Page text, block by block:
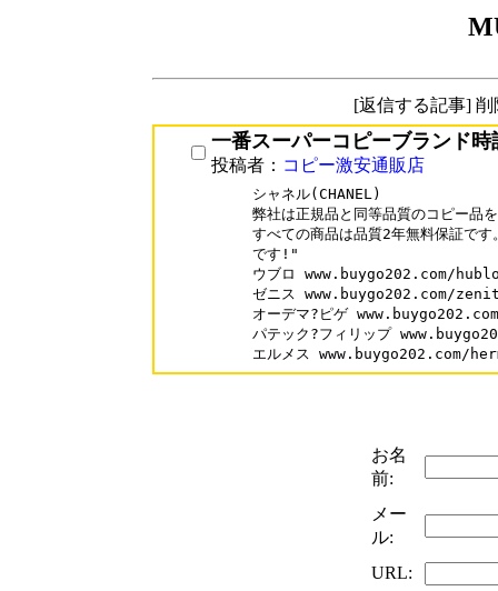
[返信する記事]
一番スーパーコピーブランド時
投稿者： コピー激安通販店
シャネル(CHANEL)
弊社は正規品と同等品質のコピー品
すべての商品は品質2年無料保証で
です!"
ウブロ www.buygo202.com/
ゼニス www.buygo202.com/
オーデマ?ピゲ
パテック?フィリップ
お名
前:
メー
ル:
URL: